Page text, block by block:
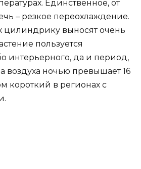
Единственное, от
– резкое переохлаждение.
цилиндрику выносят очень
пользуется
интерьерного, да и период,
воздуха ночью превышает 16
короткий в регионах с